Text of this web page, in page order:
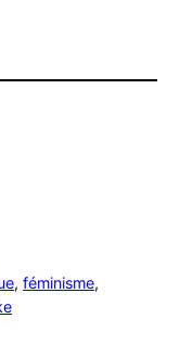
, féminisme